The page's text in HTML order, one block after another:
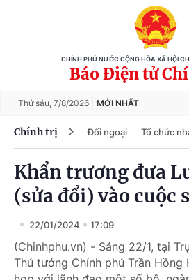
CHÍNH PHỦ NƯỚC CỘNG HÒA XÃ HỘI
Báo Điện tử
Thứ sáu, 7/8/2026 MỚI NHẤT
Chính trị Đối ngoại Tổ chức
Khẩn trương đưa
(sửa đổi) vào cuộc
22/01/2024 17:09
(Chinhphu.vn) - Sáng 22/1, tại
Thủ tướng Chính phủ Trần Hồng